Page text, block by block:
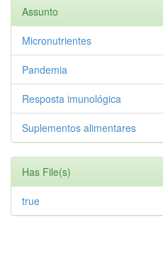
Assunto
Micronutrientes
Pandemia
Resposta imunológica
Suplementos alimentares
Has File(s)
true